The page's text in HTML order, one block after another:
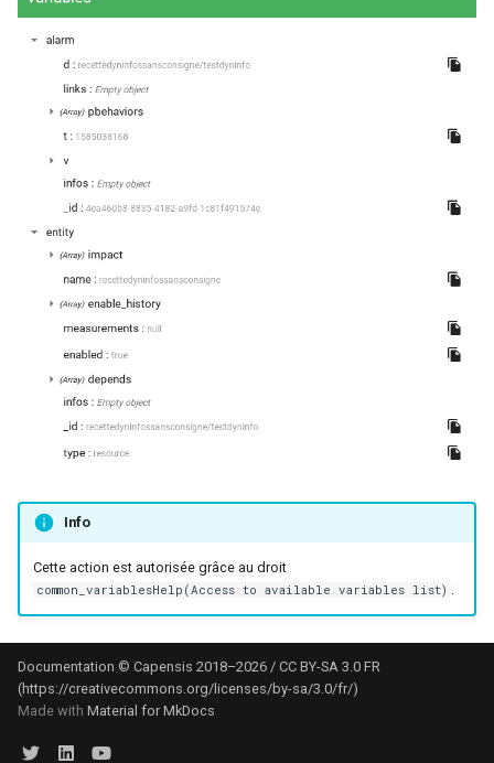
Info
Cette action est autorisée grâce au droit
common_variablesHelp(Access to available variables list) .
Documentation © Capensis 2018–2026 / CC BY-SA 3.0 FR
(https://creativecommons.org/licenses/by-sa/3.0/fr/)
Made with Material for MkDocs